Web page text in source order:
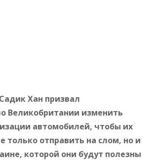
Хан призвал
Великобритании изменить
автомобилей, чтобы их
только отправить на слом, но и
которой они будут полезны